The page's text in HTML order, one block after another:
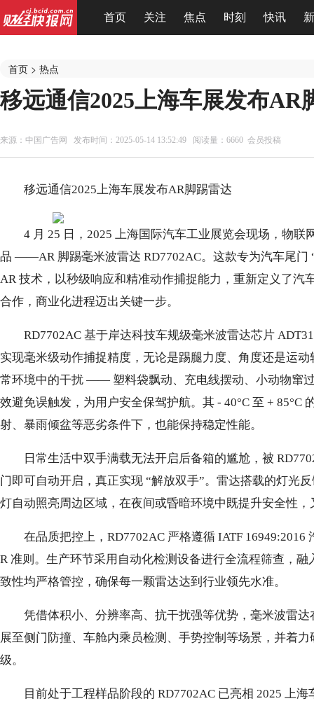
首页 关注 焦点 时刻 快讯
首页 > 热点
移远通信2025上海车展发布AR
来源： 中国广告网 发布时间：2025-05-14 13:52:49 阅读量：6660 会员投稿
移远通信2025上海车展发布AR脚踢雷达
4 月 25 日，2025 上海国际汽车工业展览会现场，物
品 ——AR 脚踢毫米波雷达 RD7702AC。这款专为汽车尾门
AR 技术，以秒级响应和精准动作捕捉能力，重新定义了汽
合作，商业化进程迈出关键一步。
RD7702AC 基于岸达科技车规级毫米波雷达芯片
实现毫米级动作捕捉精度，无论是踢腿力度、角度还是运
常环境中的干扰 —— 塑料袋飘动、充电线摆动、小动物窜
效避免误触发，为用户安全保驾护航。其 - 40°C 至 + 85°C
射、暴雨倾盆等恶劣条件下，也能保持稳定性能。
日常生活中双手满载无法开启后备箱的尴尬，被
门即可自动开启，真正实现 “解放双手”。雷达搭载的灯光
灯自动照亮周边区域，在夜间或昏暗环境中既提升安全性
在品质把控上，RD7702AC 严格遵循 IATF
R 准则。生产环节采用自动化检测设备进行全流程筛查，
致性均严格管控，确保每一颗雷达达到行业领先水准。
凭借体积小、分辨率高、抗干扰强等优势，毫米波雷
展至侧门防撞、车舱内乘员检测、手势控制等场景，并着
级。
目前处于工程样品阶段的 RD7702AC 已亮相 2025 上